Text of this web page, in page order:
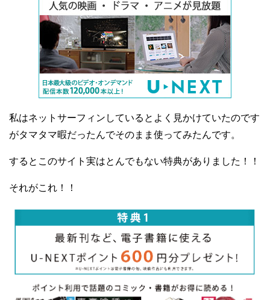
私はネットサーフィンしているとよく見かけていたのです
がタマタマ暇だったんでそのまま使ってみたんです。
するとこのサイト実はとんでもない特典がありました！！
それがこれ！！